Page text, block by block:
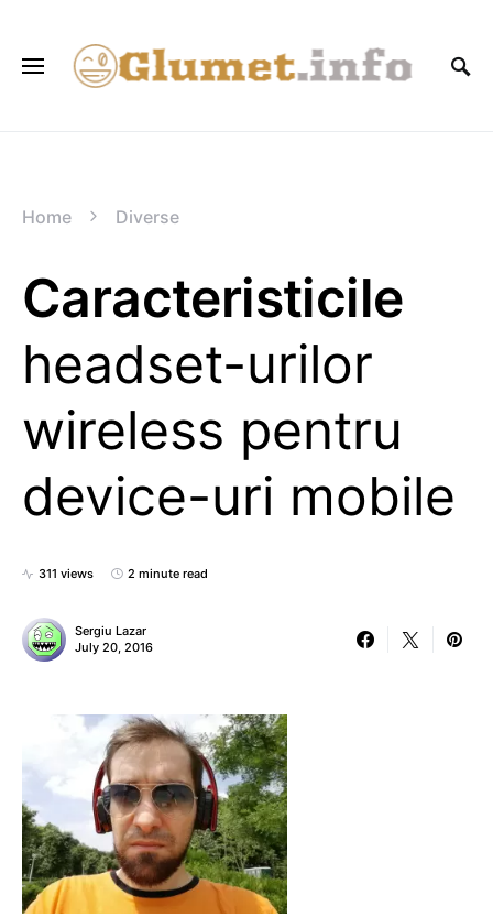
Home Diverse
Caracteristicile
headset-urilor
wireless pentru
device-uri mobile
311 views 2 minute read
Sergiu Lazar
July 20, 2016